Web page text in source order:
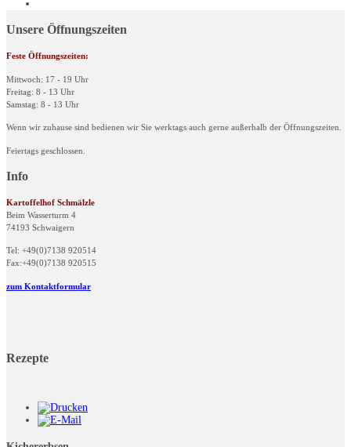
Unsere Öffnungszeiten
Feste Öffnungszeiten:
Mittwoch: 17 - 19 Uhr
Freitag: 8 - 13 Uhr
Samstag: 8 - 13 Uhr
Wenn wir zuhause sind bedienen wir Sie werktags auch gerne außerhalb der Öffnungszeiten.
Feiertags geschlossen.
Info
Kartoffelhof Schmälzle
Beim Wasserturm 4
74193 Schwaigern
Tel: +49(0)7138 920514
Fax:+49(0)7138 920515
zum Kontaktformular
Rezepte